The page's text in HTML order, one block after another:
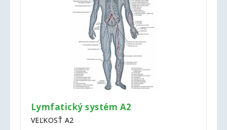
Lymfatický systém A2
VEĽKOSŤ A2